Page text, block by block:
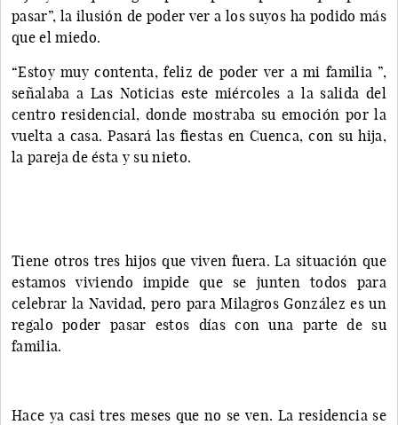
pasar”, la ilusión de poder ver a los suyos ha podido más
que el miedo.
“Estoy muy contenta, feliz de poder ver a mi familia ”,
señalaba a Las Noticias este miércoles a la salida del
centro residencial, donde mostraba su emoción por la
vuelta a casa. Pasará las fiestas en Cuenca, con su hija,
la pareja de ésta y su nieto.
Tiene otros tres hijos que viven fuera. La situación que
estamos viviendo impide que se junten todos para
celebrar la Navidad, pero para Milagros González es un
regalo poder pasar estos días con una parte de su
familia.
Hace ya casi tres meses que no se ven. La residencia se